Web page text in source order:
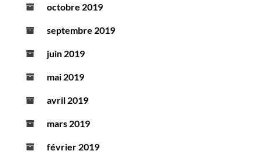
octobre 2019
septembre 2019
juin 2019
mai 2019
avril 2019
mars 2019
février 2019